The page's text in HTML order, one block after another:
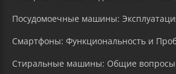
Посудомоечные машины:
Смартфоны: Функциональность и
Стиральные машины: Общие вопросы